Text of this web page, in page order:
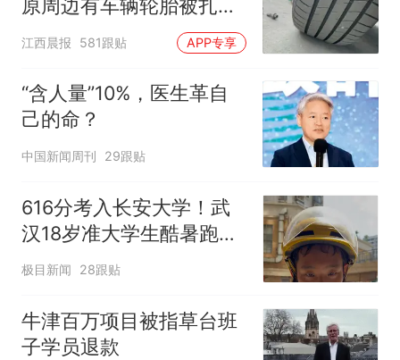
原周边有车辆轮胎被扎，
修理店铺换胎价格高达千
元，官方发布情况通报
江西晨报 581跟贴 APP专享
“含人量”10%，医生革自
己的命？
中国新闻周刊 29跟贴
616分考入长安大学！武
汉18岁准大学生酷暑跑外
卖：26天，冲刺5000
极目新闻 28跟贴
牛津百万项目被指草台班
子学员退款